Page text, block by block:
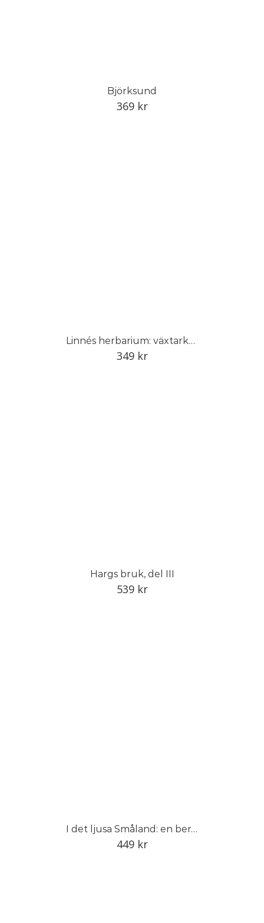
Björksund
369 kr
Linnés herbarium: växtarkens dolda historia
349 kr
Hargs bruk, del III
539 kr
I det ljusa Småland: en berättelse om Smålands trädgård
449 kr